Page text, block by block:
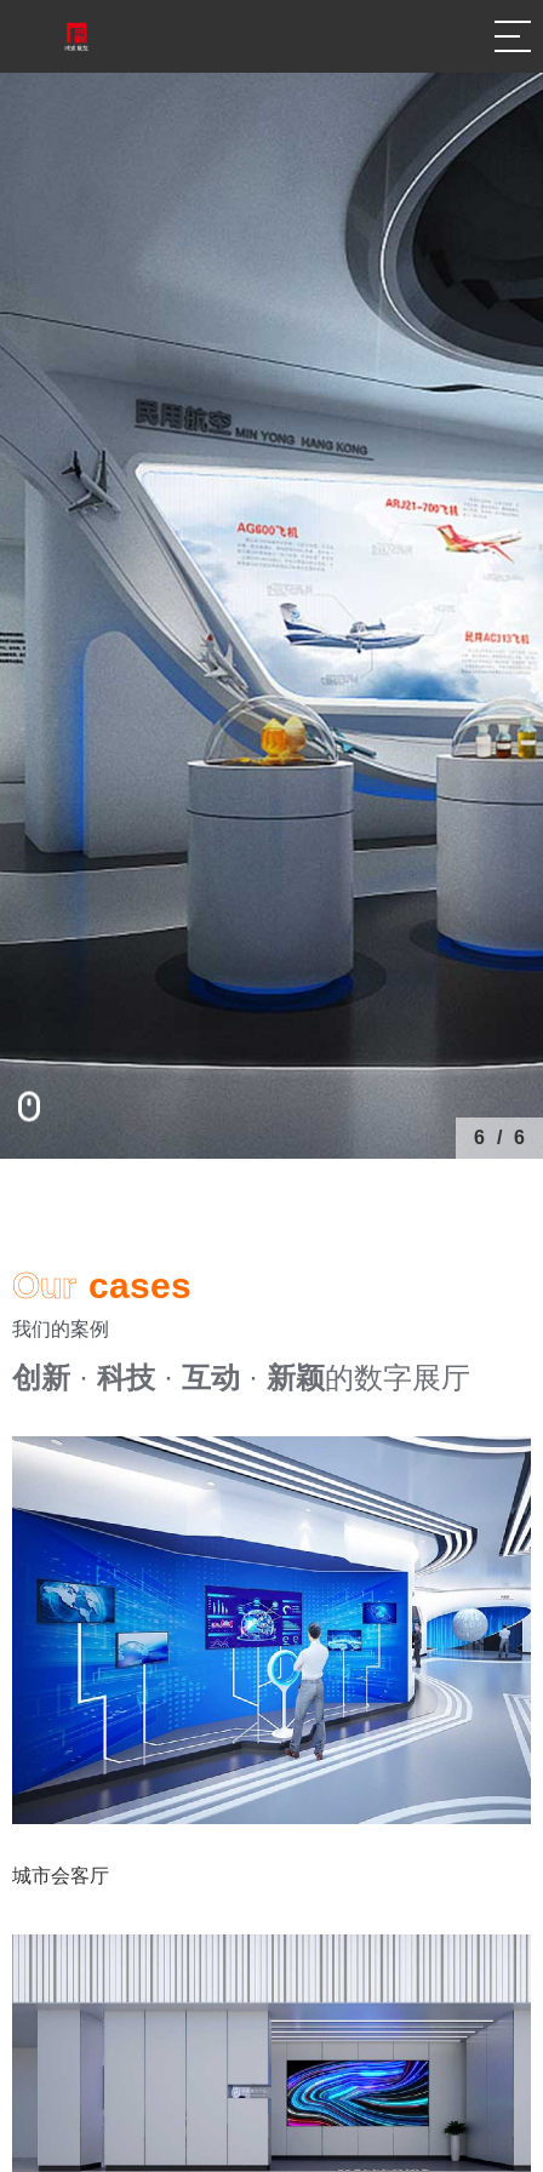
数字创意展示馆一站式服务商
全国领先的共享数字化展示解决方案服务商
6 / 6
Our cases
我们的案例
创新 · 科技 · 互动 · 新颖的数字展厅
城市会客厅